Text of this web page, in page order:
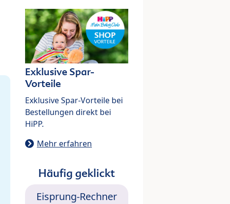
Exklusive Spar-
Vorteile
Exklusive Spar-Vorteile bei
Bestellungen direkt bei
HiPP.
Mehr erfahren
Häufig geklickt
Eisprung-Rechner